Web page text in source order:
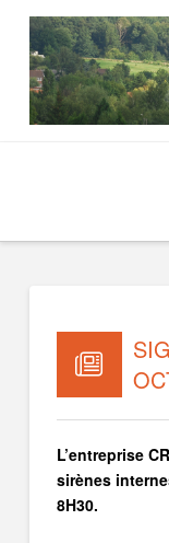
L’entreprise
sirènes
8H30.